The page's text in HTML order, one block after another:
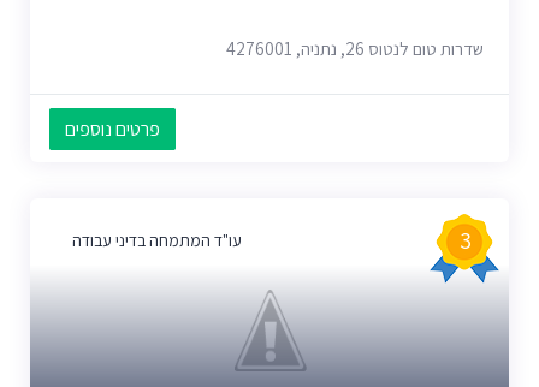
שדרות טום לנטוס 26, נתניה, 4276001
פרטים נוספים
עו"ד המתמחה בדיני עבודה 3